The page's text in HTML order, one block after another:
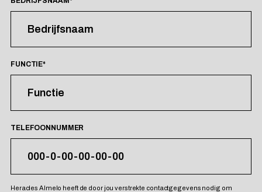
FUNCTIE*
TELEFOONNUMMER
Heracles Almelo heeft de door jou verstrekte contactgegevens nodig om